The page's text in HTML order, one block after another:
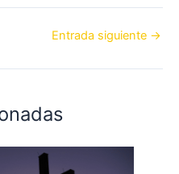
Entrada siguiente →